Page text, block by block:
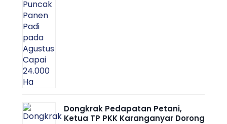
Dongkrak Pedapatan Petani,
Ketua TP PKK Karanganyar Dorong